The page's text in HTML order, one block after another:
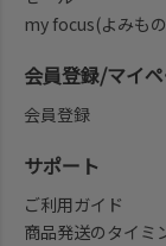
my focus(よみも
会員登録/マイ
会員登録
サポート
ご利用ガイド
商品発送のタイミ